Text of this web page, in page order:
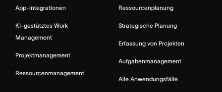
App-Integrationen
KI-gestütztes Work
Management
Projektmanagement
Ressourcenmanagement
Ressourcenplanung
Strategische Planung
Erfassung von Projekten
Aufgabenmanagement
Alle Anwendungsfälle